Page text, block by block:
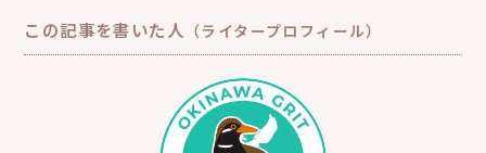
この記事を書いた人 （ライタープロフィール）